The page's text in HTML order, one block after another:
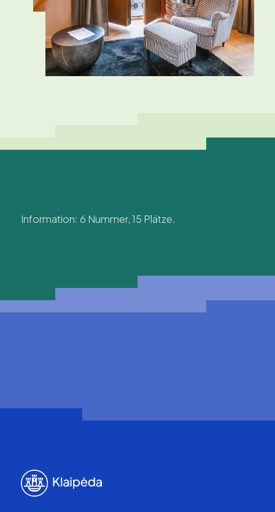
Information: 6 Nummer, 15 Plätze.